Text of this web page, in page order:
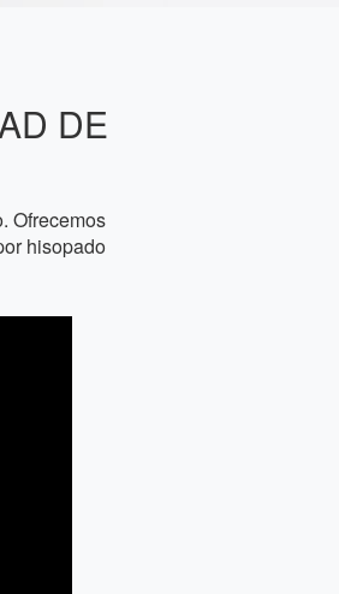
DE
Ofrecemos
hisopado